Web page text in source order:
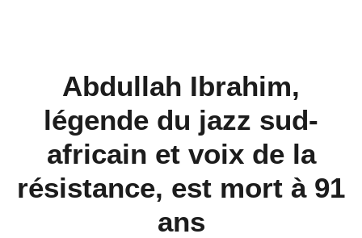
Abdullah Ibrahim,
légende du jazz sud-
africain et voix de la
résistance, est mort à 91
ans